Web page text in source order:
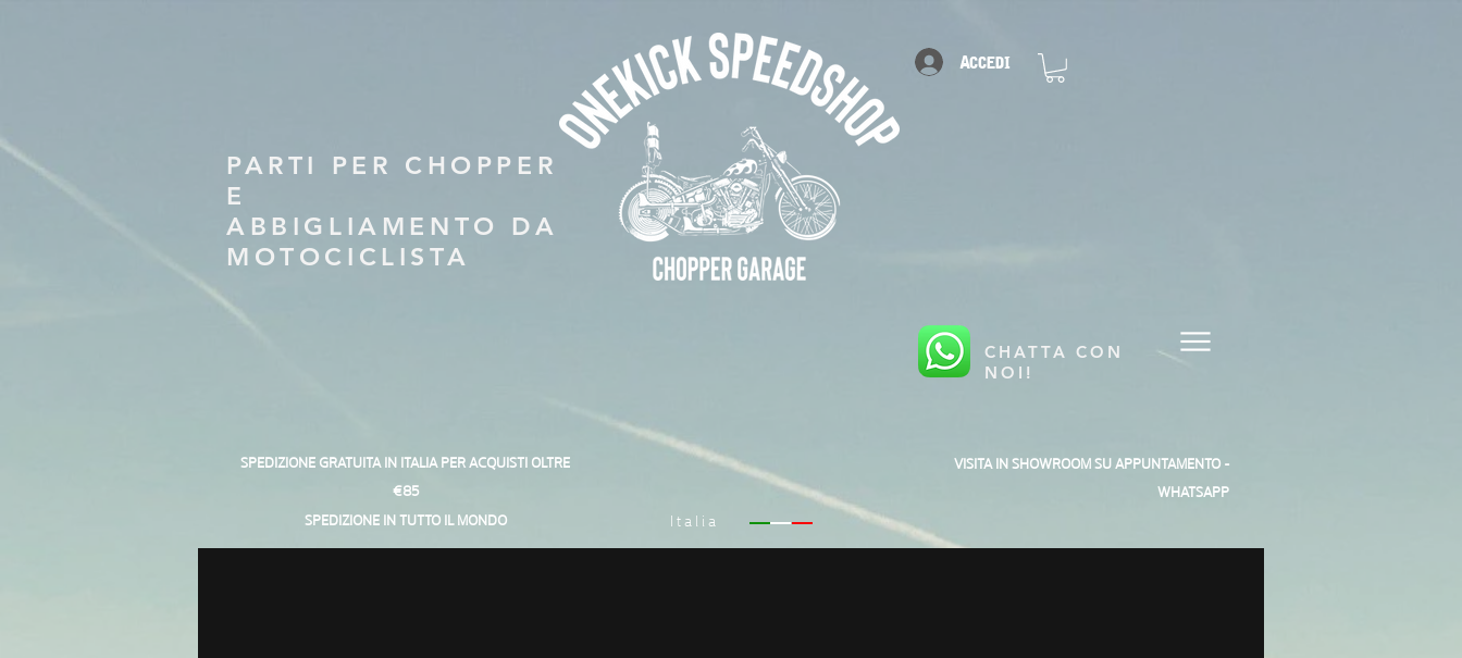
PARTI PER CHOPPER
E
ABBIGLIAMENTO DA
MOTOCICLISTA
Accedi
CHATTA CON
NOI!
SPEDIZIONE GRATUITA IN ITALIA PER ACQUISTI OLTRE
€85
SPEDIZIONE IN TUTTO IL MONDO
Italia
VISITA IN SHOWROOM SU APPUNTAMENTO -
WHATSAPP